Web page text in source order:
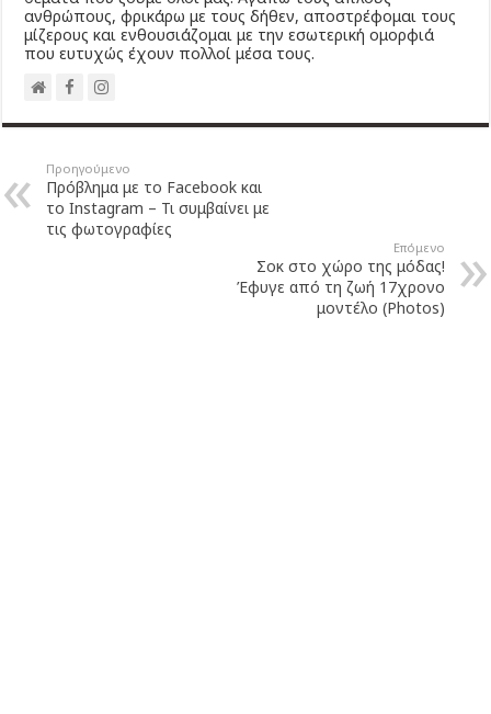
ανθρώπους, φρικάρω με τους δήθεν, αποστρέφομαι τους
μίζερους και ενθουσιάζομαι με την εσωτερική ομορφιά
που ευτυχώς έχουν πολλοί μέσα τους.
Προηγούμενο
Πρόβλημα με το Facebook και
το Instagram – Τι συμβαίνει με
τις φωτογραφίες
Επόμενο
Σοκ στο χώρο της μόδας!
Έφυγε από τη ζωή 17χρονο
μοντέλο (Photos)